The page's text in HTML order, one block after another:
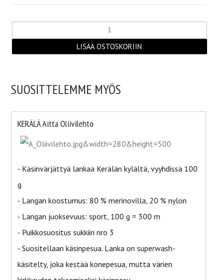
SUOSITTELEMME MYÖS
KERÄLÄ Aitta Oliivilehto
- Käsinvärjättyä lankaa Kerälän kylältä, vyyhdissä 100
g
- Langan koostumus: 80 % merinovilla, 20 % nylon
- Langan juoksevuus: sport, 100 g = 300 m
- Puikkosuositus sukkiin nro 3
- Suositellaan käsinpesua. Lanka on superwash-
käsitelty, joka kestää konepesua, mutta värien